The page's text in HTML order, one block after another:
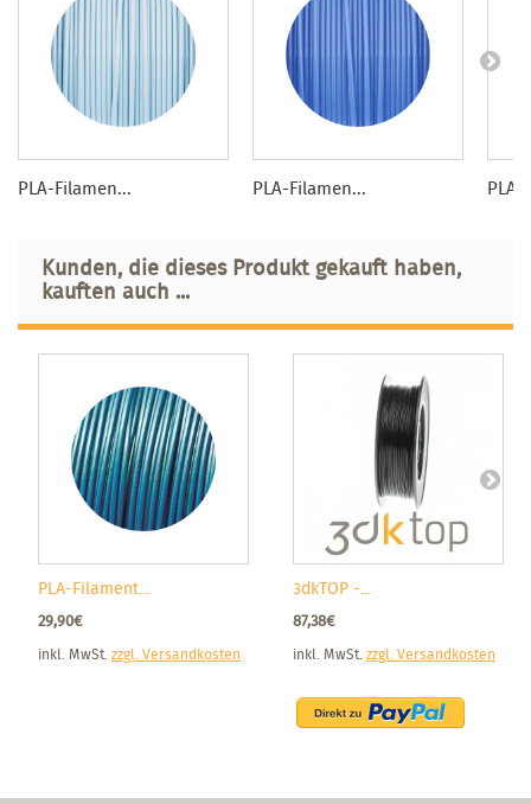
PLA-Filamen... PLA-Filamen...
Kunden, die dieses Produkt gekauft haben,
kauften auch ...
PLA-Filament...
29,90€
inkl. MwSt. zzgl. Versandkosten
3dkTOP -...
87,38€
inkl. MwSt. zzgl. Versandkosten